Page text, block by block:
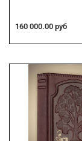
160 000.00 руб